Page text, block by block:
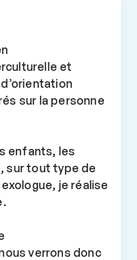
et
sur la personne
enfants, les
sur tout type de
je réalise
verrons donc